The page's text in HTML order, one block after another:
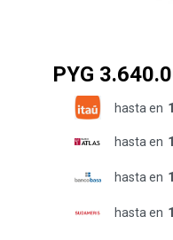
PYG
hasta en
hasta en
hasta en
hasta en